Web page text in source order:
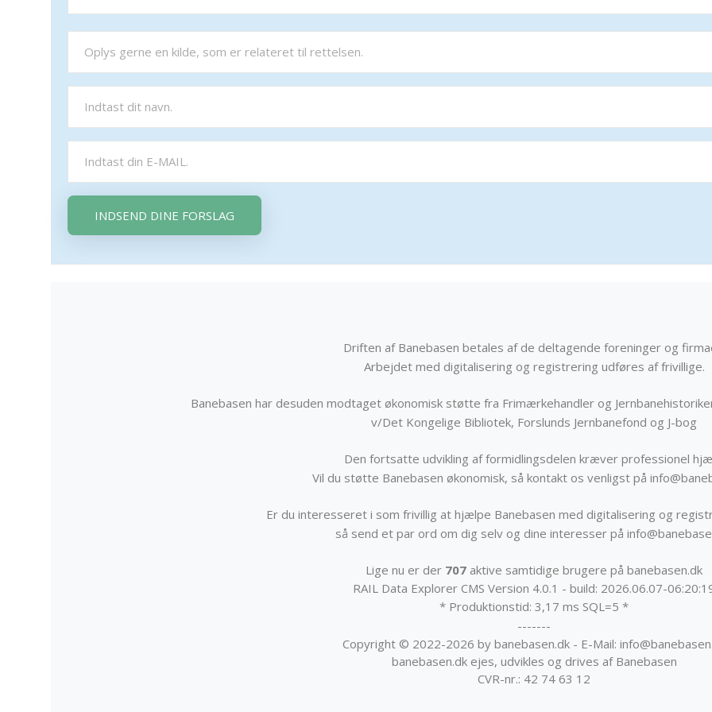
INDSEND DINE FORSLAG
Driften af Banebasen betales af de deltagende foreninger og
Arbejdet med digitalisering og registrering udføres af frivillige.
Banebasen har desuden modtaget økonomisk støtte fra Frimærkehandler og
v/Det Kongelige Bibliotek, Forslunds Jernbanefond og J-bog
Den fortsatte udvikling af formidlingsdelen kræver professionel
Vil du støtte Banebasen økonomisk, så kontakt os venligst på
Er du interesseret i som frivillig at hjælpe Banebasen med digitalisering og
så send et par ord om dig selv og dine interesser på
Lige nu er der 707 aktive samtidige brugere på banebasen.dk
RAIL Data Explorer CMS Version 4.0.1 - build: 2026.06.07-
* Produktionstid: 3,17 ms SQL=5 *
-------
Copyright © 2022-2026 by banebasen.dk - E-Mail:
banebasen.dk ejes, udvikles og drives af Banebasen
CVR-nr.: 42 74 63 12